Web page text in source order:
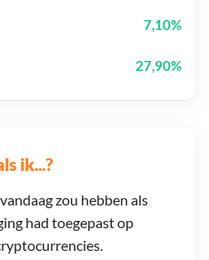
ik...?
zou hebben als
had toegepast op
7,10%
27,90%